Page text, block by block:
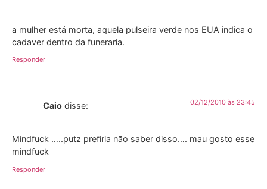
a mulher está morta, aquela pulseira verde nos EUA indica o
cadaver dentro da funeraria.
Responder
Caio disse: 02/12/2010 às 23:45
Mindfuck …..putz prefiria não saber disso…. mau gosto esse
mindfuck
Responder